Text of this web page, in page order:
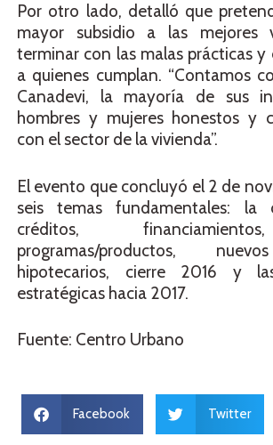
Por otro lado, detalló que
mayor subsidio a las mejores
terminar con las malas prácticas y
a quienes cumplan. “Contamos
Canadevi, la mayoría de sus
hombres y mujeres honestos y
con el sector de la vivienda”.
El evento que concluyó el 2 de
seis temas fundamentales: la
créditos,
programas/productos,
hipotecarios, cierre 2016 y
estratégicas hacia 2017.
Fuente: Centro Urbano
Facebook Twitter